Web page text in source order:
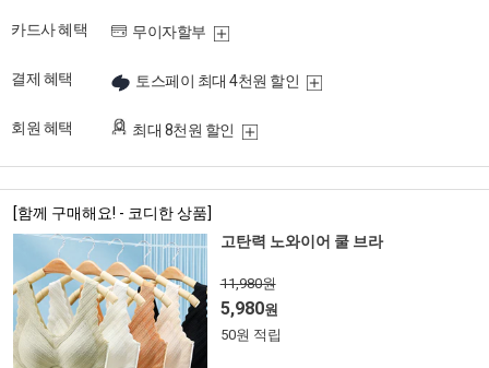
카드사 혜택 무이자할부
결제 혜택 토스페이 최대 4천원 할인
회원 혜택 최대 8천원 할인
[함께 구매해요! - 코디한 상품]
고탄력 노와이어 쿨 브라
11,980원
5,980원
50원 적립